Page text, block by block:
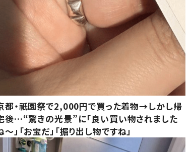
都・祇園祭で2,000円で買った着物→しかし帰
後…“驚きの光景”に「良い買い物されました
～」「お宝だ」「掘り出し物ですね」